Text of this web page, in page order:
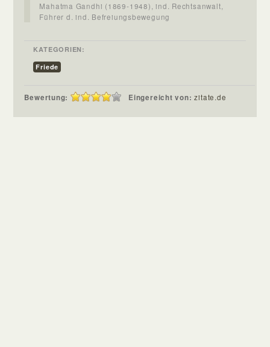
Mahatma Gandhi (1869-1948), ind. Rechtsanwalt,
Führer d. ind. Befreiungsbewegung
KATEGORIEN:
Friede
Bewertung: Eingereicht von:zitate.de